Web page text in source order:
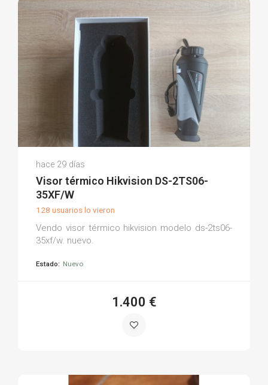
Juan C.
(0)
hace 29 días
Visor térmico Hikvision DS-2TS06-
35XF/W
128 usuarios lo vieron
Vendo visor térmico hikvision modelo ds-2ts06-
35xf/w. nuevo.
Estado: Nuevo
1.400 €